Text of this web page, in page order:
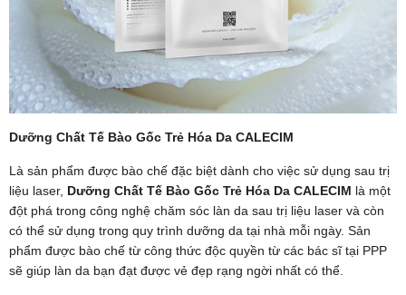
Dưỡng Chất Tế Bào Gốc Trẻ Hóa Da CALECIM
Là sản phẩm được bào chế đặc biệt dành cho việc sử dụng sau trị
liệu laser, Dưỡng Chất Tế Bào Gốc Trẻ Hóa Da CALECIM là một
đột phá trong công nghệ chăm sóc làn da sau trị liệu laser và còn
có thể sử dụng trong quy trình dưỡng da tại nhà mỗi ngày. Sản
phẩm được bào chế từ công thức độc quyền từ các bác sĩ tại PPP
sẽ giúp làn da bạn đạt được vẻ đẹp rạng ngời nhất có thể.